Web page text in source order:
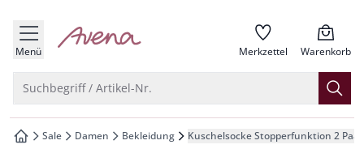
springen
springen
springen
Menü zur Startseite Merkzettel Warenkorb
Suchbegriff / Artikel-Nr.
zur Startseite
Sale Damen Bekleidung Kuschelsocke Stopperfunktion 2 Paar